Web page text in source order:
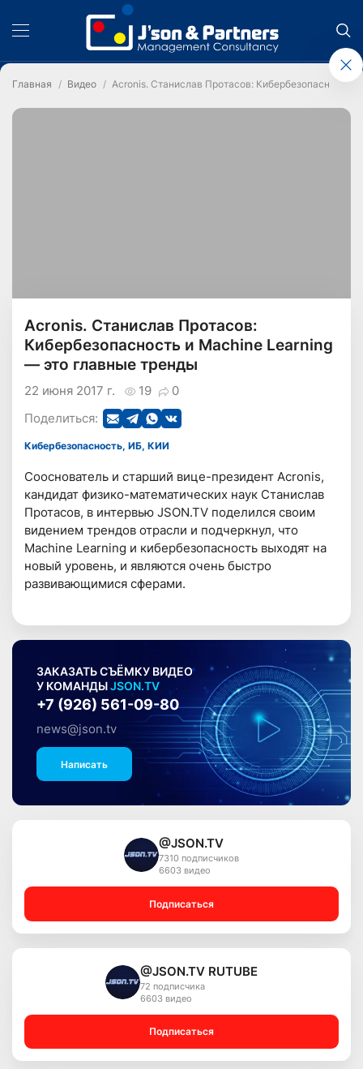
Главная Видео Acronis. Станислав Протасов: Кибербезопасность
Acronis. Станислав Протасов:
Кибербезопасность и Machine Learning
— это главные тренды
19 0
22 июня 2017 г.
Поделиться:
Кибербезопасность, ИБ, КИИ
Сооснователь и старший вице-президент Acronis,
кандидат физико-математических наук Станислав
Протасов, в интервью JSON.TV поделился своим
видением трендов отрасли и подчеркнул, что
Machine Learning и кибербезопасность выходят на
новый уровень, и являются очень быстро
развивающимися сферами.
ЗАКАЗАТЬ СЪЁМКУ ВИДЕО
У КОМАНДЫJSON.TV
+7 (926) 561-09-80
news@json.tv
Написать
@JSON.TV
7310 подписчиков
6603 видео
Подписаться
@JSON.TV RUTUBE
72 подписчика
6603 видео
Подписаться